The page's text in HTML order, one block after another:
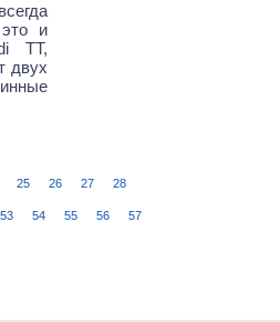
и
TT,
двух
25 26 27 28
53 54 55 56 57